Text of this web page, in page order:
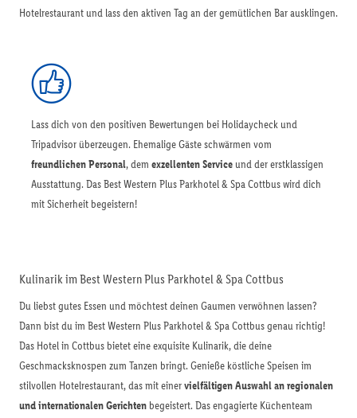
Hotelrestaurant und lass den aktiven Tag an der gemütlichen Bar ausklingen.
Lass dich von den positiven Bewertungen bei Holidaycheck und
Tripadvisor überzeugen. Ehemalige Gäste schwärmen vom
freundlichen Personal, dem exzellenten Service und der erstklassigen
Ausstattung. Das Best Western Plus Parkhotel & Spa Cottbus wird dich
mit Sicherheit begeistern!
Kulinarik im Best Western Plus Parkhotel & Spa Cottbus
Du liebst gutes Essen und möchtest deinen Gaumen verwöhnen lassen?
Dann bist du im Best Western Plus Parkhotel & Spa Cottbus genau richtig!
Das Hotel in Cottbus bietet eine exquisite Kulinarik, die deine
Geschmacksknospen zum Tanzen bringt. Genieße köstliche Speisen im
stilvollen Hotelrestaurant, das mit einervielfältigen Auswahl an regionalen
und internationalen Gerichten begeistert. Das engagierte Küchenteam